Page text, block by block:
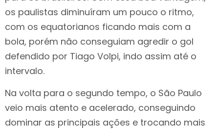
os paulistas diminuíram um pouco o ritmo,
com os equatorianos ficando mais com a
bola, porém não conseguiam agredir o gol
defendido por Tiago Volpi, indo assim até o
intervalo.
Na volta para o segundo tempo, o São Paulo
veio mais atento e acelerado, conseguindo
dominar as principais ações e trocando mais